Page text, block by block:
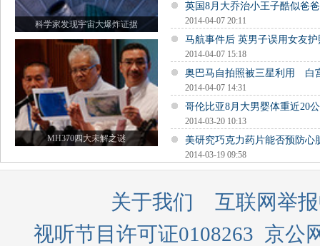
科学家发现宇宙大爆炸证据
MH370四大未解之谜
英国8月大乔治小王子酷似爸
2014-04-07 20:11
马航事件后 英男子误用女友
2014-04-07 15:18
奥巴马自拍照被三星利用 白
2014-04-07 14:31
哥伦比亚8月大男婴体重近20
2014-03-20 10:13
美研究巧克力药片能否预防心
2014-03-19 09:58
关于我们
互联网举
视听节目许可证0108263 京公